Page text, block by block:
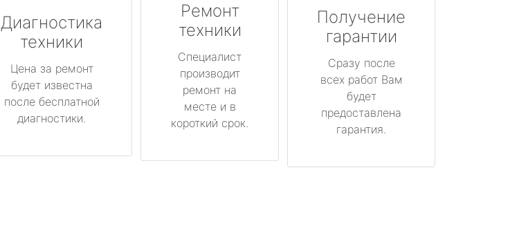
Диагностика
техники
Цена за ремонт
будет известна
после бесплатной
диагностики.
Ремонт
техники
Специалист
производит
ремонт на
месте и в
короткий срок.
Получение
гарантии
Сразу после
всех работ Вам
будет
предоставлена
гарантия.